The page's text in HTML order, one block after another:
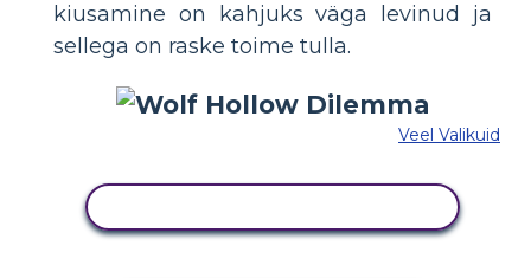
kiusamine on kahjuks väga levinud ja
sellega on raske toime tulla.
Veel Valikuid